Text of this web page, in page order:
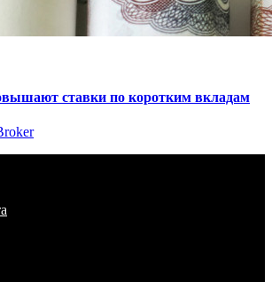
ставки по коротким вкладам